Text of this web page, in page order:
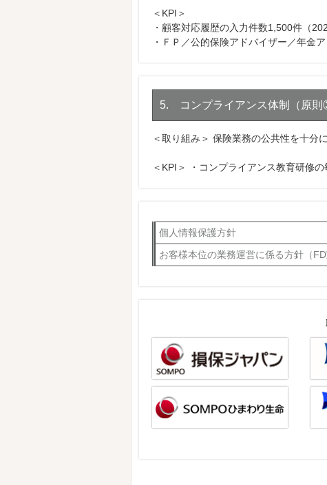
＜KPI＞
・顧客対応履歴の入力件数1,500件（
・ＦＰ／公的保険アドバイザー／年金
5. コンプライアンス体制（原則
＜取り組み＞ 保険業務の公共性を十分
＜KPI＞ ・コンプライアンス教育研修
個人情報保護方針
お客様本位の業務運営に係る方針（FD